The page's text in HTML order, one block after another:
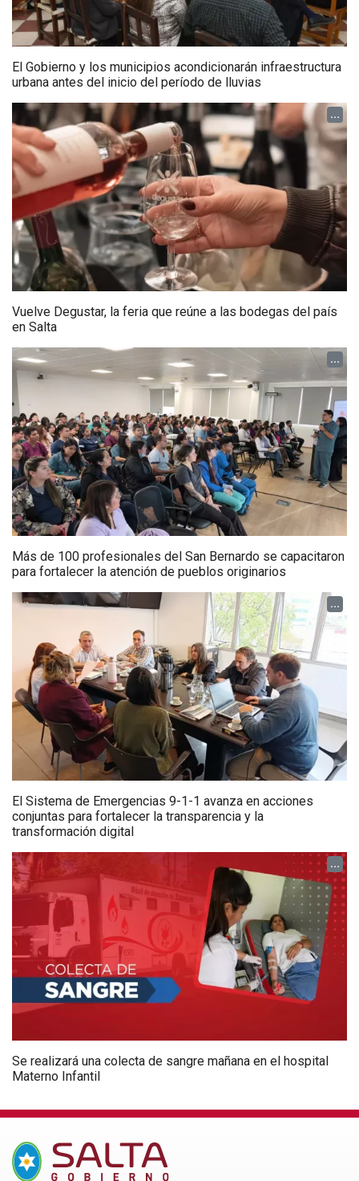
El Gobierno y los municipios acondicionarán infraestructura
urbana antes del inicio del período de lluvias
...
Vuelve Degustar, la feria que reúne a las bodegas del país
en Salta
...
Más de 100 profesionales del San Bernardo se capacitaron
para fortalecer la atención de pueblos originarios
...
El Sistema de Emergencias 9-1-1 avanza en acciones
conjuntas para fortalecer la transparencia y la
transformación digital
...
Se realizará una colecta de sangre mañana en el hospital
Materno Infantil